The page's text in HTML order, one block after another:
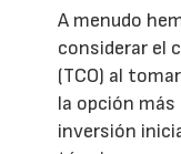
A menudo
considerar el
(TCO) al
la opción
inversión